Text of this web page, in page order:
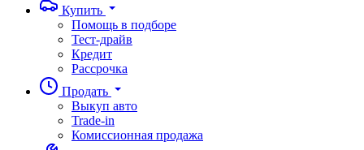
Купить
Помощь в подборе
Тест-драйв
Кредит
Рассрочка
Продать
Выкуп авто
Trade-in
Комиссионная продажа